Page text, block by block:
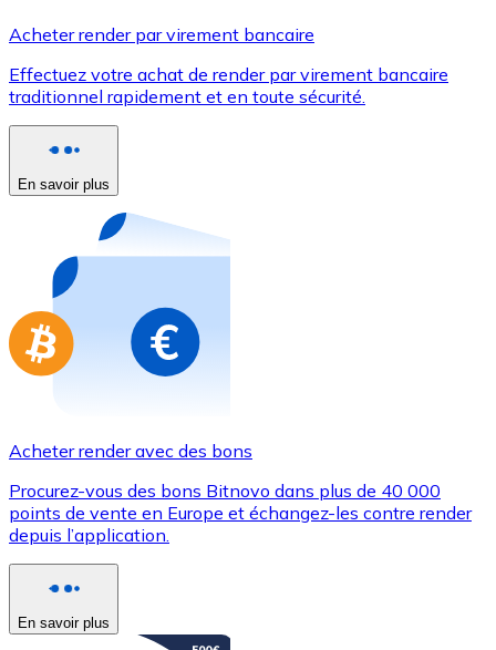
Utilisez les cartes Visa et Mastercard pour acheter
Acheter avec carte
Nouveau
Achetez des cartes-cadeaux de vos marques
Aller à la boutique de cartes-cadeaux
Acheter render par virement bancaire
Effectuez votre achat de render par virement bancaire
traditionnel rapidement et en toute sécurité.
En savoir plus
Acheter render avec des bons
Procurez-vous des bons Bitnovo dans plus de 40 000
points de vente en Europe et échangez-les contre render
depuis l’application.
En savoir plus